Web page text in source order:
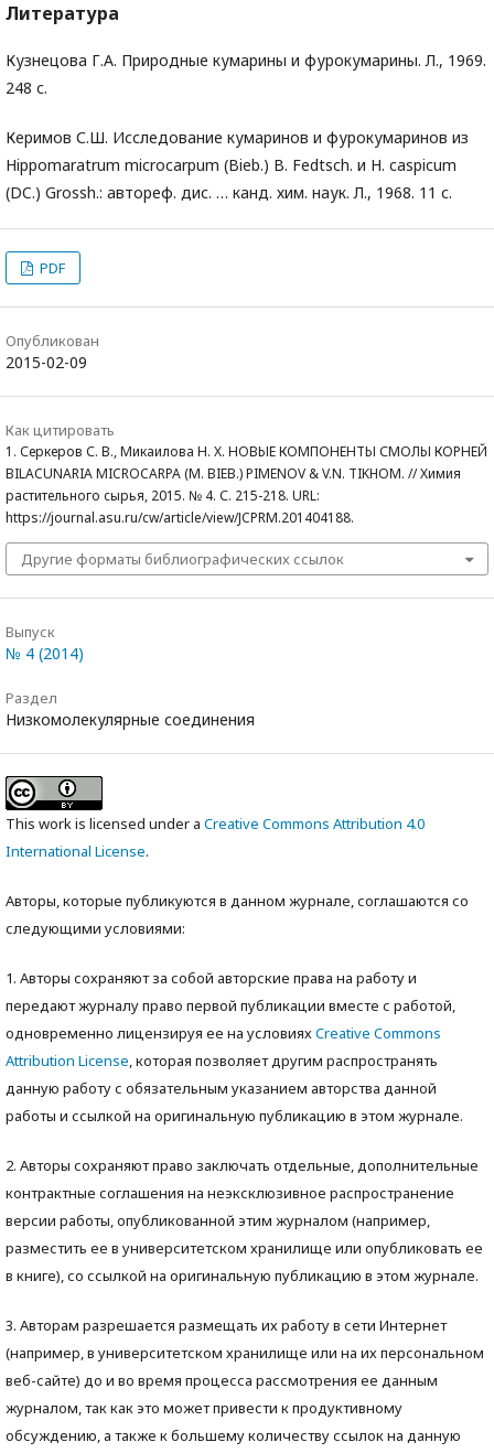
Литература
Кузнецова Г.А. Природные кумарины и фурокумарины. Л., 1969.
248 с.
Керимов С.Ш. Исследование кумаринов и фурокумаринов из
Hippomaratrum microcarpum (Bieb.) B. Fedtsch. и H. caspicum
(DC.) Grossh.: автореф. дис. … канд. хим. наук. Л., 1968. 11 с.
PDF
Опубликован
2015-02-09
Как цитировать
1. Серкеров С. В., Микаилова Н. Х. НОВЫЕ КОМПОНЕНТЫ СМОЛЫ КОРНЕЙ
BILACUNARIA MICROCARPA (M. BIEB.) PIMENOV & V.N. TIKHOM. // Химия
растительного сырья, 2015. № 4. С. 215-218. URL:
https://journal.asu.ru/cw/article/view/JCPRM.201404188.
Другие форматы библиографических ссылок
Выпуск
№ 4 (2014)
Раздел
Низкомолекулярные соединения
This work is licensed under a Creative Commons Attribution 4.0
International License.
Авторы, которые публикуются в данном журнале, соглашаются со
следующими условиями:
1. Авторы сохраняют за собой авторские права на работу и
передают журналу право первой публикации вместе с работой,
одновременно лицензируя ее на условияхCreative Commons
Attribution License, которая позволяет другим распространять
данную работу с обязательным указанием авторства данной
работы и ссылкой на оригинальную публикацию в этом журнале.
2. Авторы сохраняют право заключать отдельные, дополнительные
контрактные соглашения на неэксклюзивное распространение
версии работы, опубликованной этим журналом (например,
разместить ее в университетском хранилище или опубликовать ее
в книге), со ссылкой на оригинальную публикацию в этом журнале.
3. Авторам разрешается размещать их работу в сети Интернет
(например, в университетском хранилище или на их персональном
веб-сайте) до и во время процесса рассмотрения ее данным
журналом, так как это может привести к продуктивному
обсуждению, а также к большему количеству ссылок на данную